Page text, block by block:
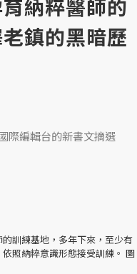
納粹醫師的
鎮的黑暗歷
編輯台的新書文摘選
訓練基地，多年下來，至少有
照納粹意識形態接受訓練。 圖